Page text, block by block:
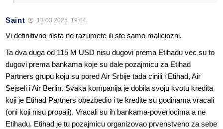
Saint 13.03.2025. 19:04
Vi definitivno nista ne razumete ili ste samo maliciozni.
Ta dva duga od 115 M USD nisu dugovi prema Etihadu vec su to
dugovi prema bankama koje su dale pozajmicu za Etihad
Partners grupu koju su pored Air Srbije tada cinili i Etihad, Air
Sejseli i Air Berlin. Svaka kompanija je dobila svoju kvotu kredita
koji je Etihad Partners obezbedio i te kredite su godinama vracali
(oni koji nisu propali). Vracali su ih bankama-poveriocima a ne
Etihadu. Etihad je tu pozajmicu organizovao prvenstveno za sebe